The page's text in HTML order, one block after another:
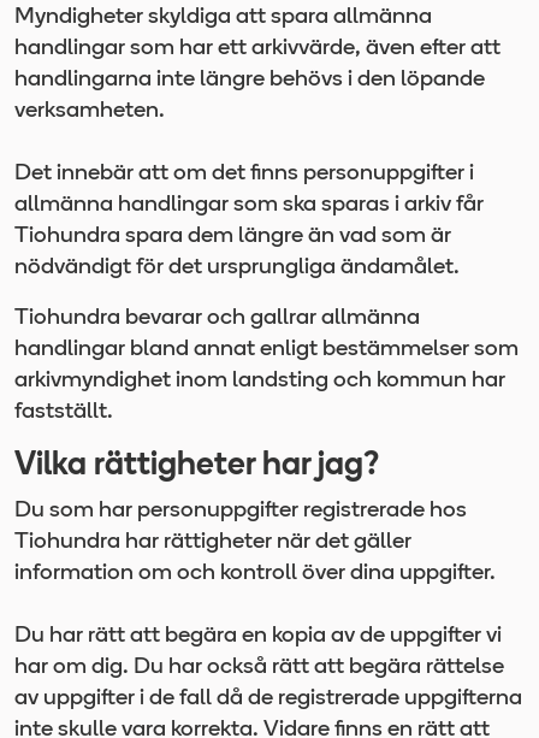
Myndigheter skyldiga att spara allmänna
handlingar som har ett arkivvärde, även efter att
handlingarna inte längre behövs i den löpande
verksamheten.
Det innebär att om det finns personuppgifter i
allmänna handlingar som ska sparas i arkiv får
Tiohundra spara dem längre än vad som är
nödvändigt för det ursprungliga ändamålet.
Tiohundra bevarar och gallrar allmänna
handlingar bland annat enligt bestämmelser som
arkivmyndighet inom landsting och kommun har
fastställt.
Vilka rättigheter har jag?
Du som har personuppgifter registrerade hos
Tiohundra har rättigheter när det gäller
information om och kontroll över dina uppgifter.
Du har rätt att begära en kopia av de uppgifter vi
har om dig. Du har också rätt att begära rättelse
av uppgifter i de fall då de registrerade uppgifterna
inte skulle vara korrekta. Vidare finns en rätt att